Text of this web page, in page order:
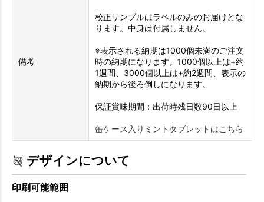
備考
校正サンプルはラベルのみのお届けとな
ります。中身は付属しません。
※表示される納期は1000個未満のご注文
時の納期になります。1000個以上は+約
1週間、3000個以上は+約2週間、表示の
納期から後ろ倒しになります。
保証賞味期間：出荷時残日数90日以上
缶ケース入りミントタブレットはこちら
デザインについて
印刷可能範囲